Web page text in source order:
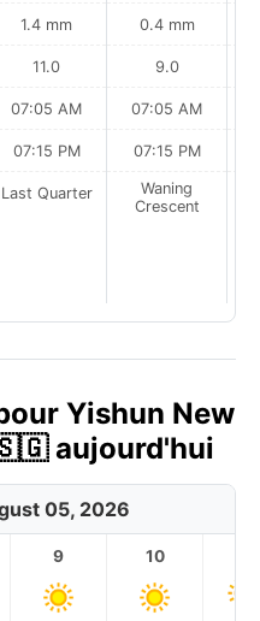
1.4 mm
11.0
07:05 AM
07:15 PM
Last Quarter
0.4 mm
9.0
07:05 AM
07:15 PM
Waning
Crescent
Yishun New
aujourd'hui
05, 2026
9 10